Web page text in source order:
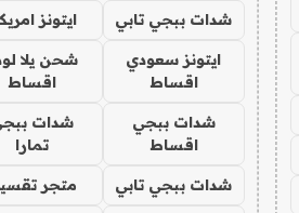
شدات ببجي تابي ايتونز
ايتونز سعودي
اقساط
شحن يلا
اقساط
شدات ببجي
اقساط
شدات
تمارا
شدات ببجي تابي متجر